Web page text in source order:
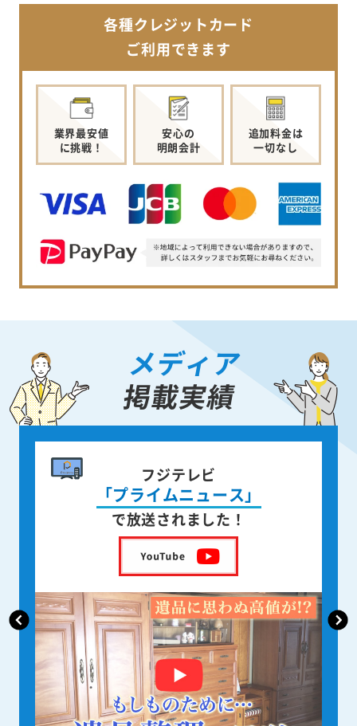
各種クレジットカード
ご利用できます
業界最安値
に挑戦！
安心の
明朗会計
追加料金は
一切なし
メディア
掲載実績
フジテレビ
「プライムニュース」
で放送されました！